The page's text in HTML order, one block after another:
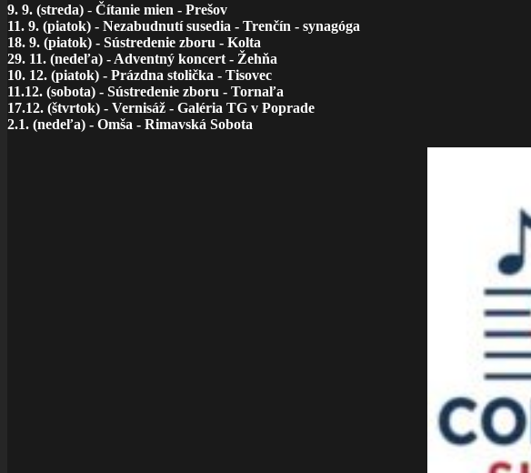
9. 9. (streda) - Čítanie mien - Prešov
11. 9. (piatok) - Nezabudnutí susedia - Trenčín - synagóga
18. 9. (piatok) - Sústredenie zboru - Kolta
29. 11. (nedeľa) - Adventný koncert - Žehňa
10. 12. (piatok) - Prázdna stolička - Tisovec
11.12. (sobota) - Sústredenie zboru - Tornaľa
17.12. (štvrtok) - Vernisáž - Galéria TG v Poprade
2.1. (nedeľa) - Omša - Rimavská Sobota